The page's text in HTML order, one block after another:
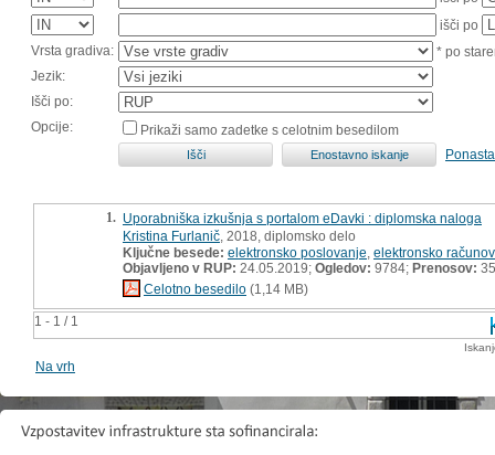
išči po
Vrsta gradiva:
* po
Jezik:
Išči po:
Opcije:
Prikaži samo zadetke s celotnim besedilom
1 - 1 / 1
1. Uporabniška izkušnja s portalom eDavki : diplomska naloga
Kristina Furlanič , 2018, diplomsko delo
Ključne besede: elektronsko poslovanje elektronsko
Objavljeno v RUP: 24.05.2019; Ogledov: 9784; Prenosov:
Celotno besedilo (1,14 MB)
Na vrh